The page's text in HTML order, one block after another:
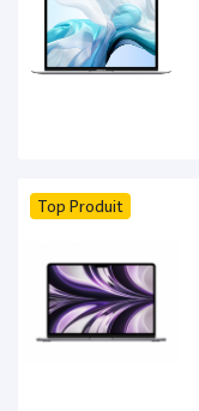
Top Produit